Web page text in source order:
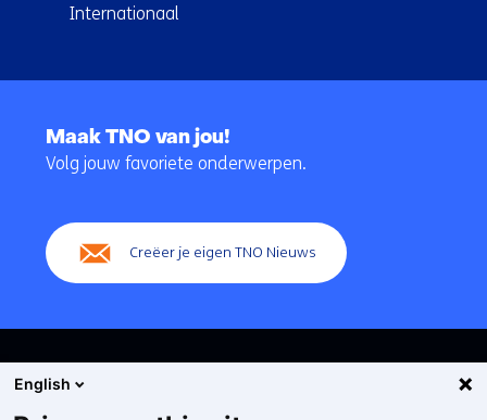
Internationaal
navigatie
Maak TNO van jou!
Volg jouw favoriete onderwerpen.
Creëer je eigen TNO Nieuws
English